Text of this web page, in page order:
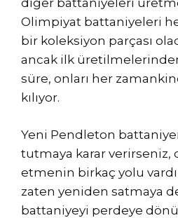
diğer battaniyeleri
Olimpiyat battaniyeleri
bir koleksiyon parçası
ancak ilk
süre, onları her
kılıyor.
Yeni Pendleton
tutmaya karar verirseniz,
etmenin birkaç yolu
zaten yeniden satmaya
battaniyeyi perdeye